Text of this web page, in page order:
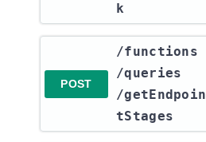
k
POST
​/functions​
/queries​
/getEndpoin
tStages